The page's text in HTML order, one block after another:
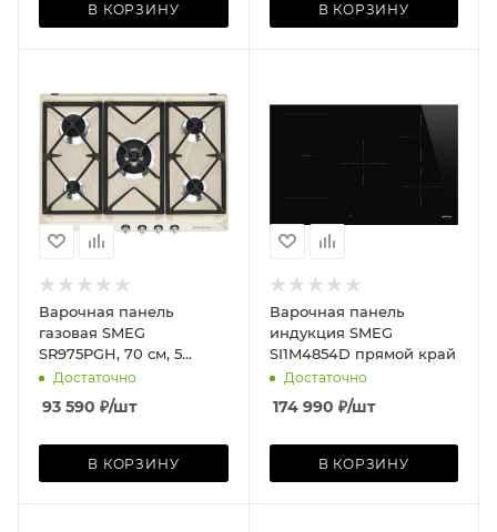
В КОРЗИНУ В КОРЗИНУ
Варочная панель
газовая SMEG
SR975PGH, 70 см, 5
конф., кремовый/хром
Достаточно
93 590 ₽/шт
В КОРЗИНУ
Варочная панель
индукция SMEG
SI1M4854D прямой край
Достаточно
174 990 ₽/шт
В КОРЗИНУ